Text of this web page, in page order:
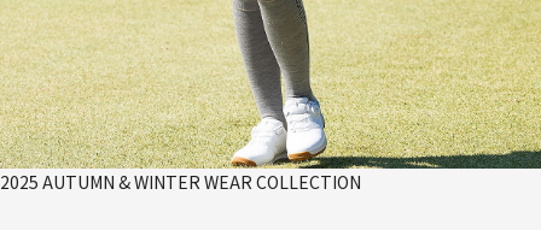
2025 AUTUMN & WINTER WEAR COLLECTION